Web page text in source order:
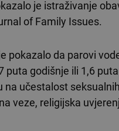
je istraživanje
of Family Issues.
pokazalo da parovi
puta godišnje ili 1,6
na učestalost
veze, religijska